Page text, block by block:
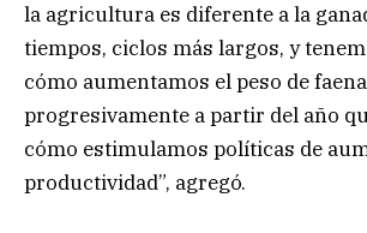
la agricultura es diferente a la
tiempos, ciclos más largos, y
cómo aumentamos el peso de
progresivamente a partir del año
cómo estimulamos políticas de
productividad”, agregó.